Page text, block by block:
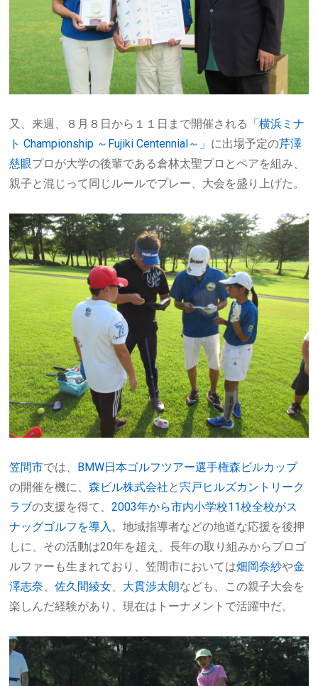
又、来週、８月８日から１１日まで開催される 「横浜ミナ
ト Championship ～Fujiki Centennial～」 に出場予定の芹澤
慈眼プロが大学の後輩である倉林太聖プロとペアを組み、
親子と混じって同じルールでプレー、大会を盛り上げた。
笠間市では、 BMW日本ゴルフツアー選手権森ビルカップ
の開催を機に、森ビル株式会社 と宍戸ヒルズカントリーク
ラブの支援を得て、2003年から市内小学校11校全校がス
ナッグゴルフを導入 。地域指導者などの地道な応援を後押
しに、その活動は20年を超え、長年の取り組みからプロゴ
ルファーも生まれており、笠間市においては畑岡奈紗や金
澤志奈 、佐久間綾女 大貫渉太朗なども、この親子大会を
楽しんだ経験があり、現在はトーナメントで活躍中だ。